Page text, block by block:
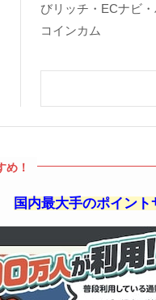
びリッチ・ECナビ
コインカム
め！
国内最大手のポイン